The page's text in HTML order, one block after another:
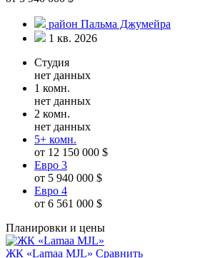
район Пальма Джумейра
1 кв. 2026
Студия
нет данных
1 комн.
нет данных
2 комн.
нет данных
5+ комн.
от 12 150 000 $
Евро 3
от 5 940 000 $
Евро 4
от 6 561 000 $
Планировки и цены
ЖК «Lamaa MJL» Сравнить